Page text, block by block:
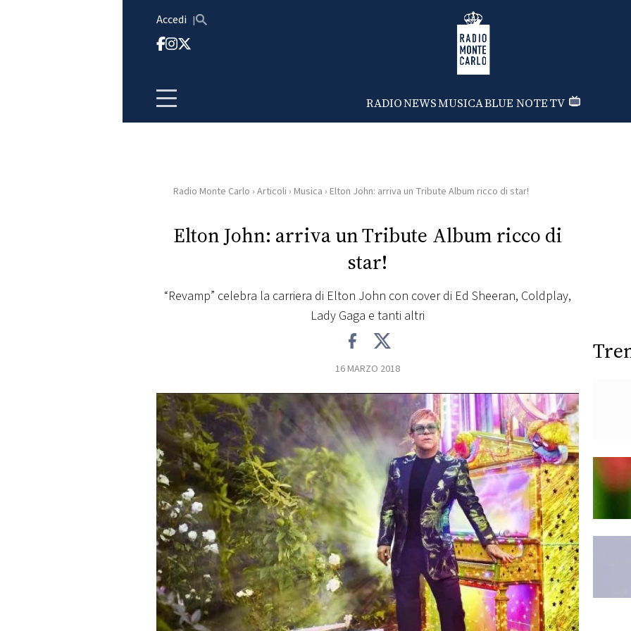
Accedi Radio Monte Carlo
RADIONEWSMUSICABLUE NOTETV
HOME
RADIO
RADIO
FOTO
CONCORSI
EVENTI
VIDEO
TV
PRINCIPATO
Radio Monte Carlo › Articoli › Musica › Elton John: arriva un Tribute Album ricco di star!
Elton John: arriva un Tribute Album ricco di
star!
“Revamp” celebra la carriera di Elton John con cover di Ed Sheeran, Coldplay,
Lady Gaga e tanti altri
16 MARZO 2018